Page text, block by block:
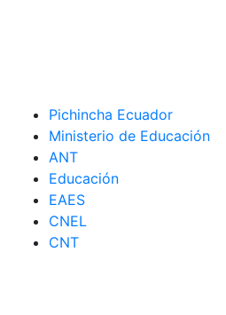
Pichincha Ecuador
Ministerio de Educación
ANT
Educación
EAES
CNEL
CNT